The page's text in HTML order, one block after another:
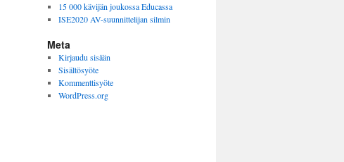
15 000 kävijän joukossa Educassa
ISE2020 AV-suunnittelijan silmin
Meta
Kirjaudu sisään
Sisältösyöte
Kommenttisyöte
WordPress.org